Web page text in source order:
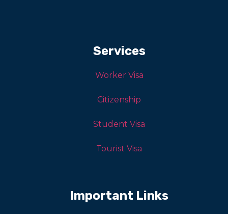
Services
Worker Visa
Citizenship
Student Visa
Tourist Visa
Important Links